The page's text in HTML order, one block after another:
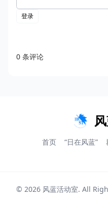
首页 “日在风蓝”
© 2026 风蓝活动室. All